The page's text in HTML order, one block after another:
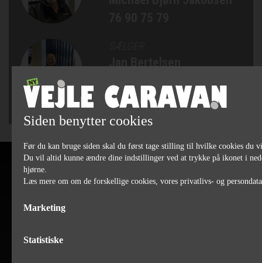
Siden benytter cookies
Før du kan bruge siden skal du først tage stilling til hvilke cookies du
Du vil altid kunne ændre dine indstillinger ved at trykke på ikonet i
hjørne.
Læs mere om om de forskellige cookies, vores privatlivs- og
Marketing
Statistiske